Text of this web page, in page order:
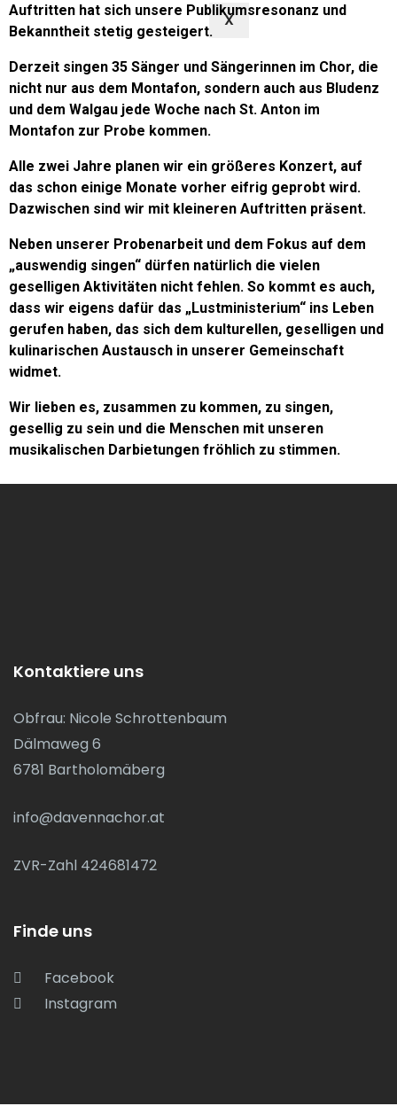
X
Auftritten hat sich unsere Publikumsresonanz und
Bekanntheit stetig gesteigert.
Derzeit singen 35 Sänger und Sängerinnen im Chor, die
nicht nur aus dem Montafon, sondern auch aus Bludenz
und dem Walgau jede Woche nach St. Anton im
Montafon zur Probe kommen.
Alle zwei Jahre planen wir ein größeres Konzert, auf
das schon einige Monate vorher eifrig geprobt wird.
Dazwischen sind wir mit kleineren Auftritten präsent.
Neben unserer Probenarbeit und dem Fokus auf dem
„auswendig singen“ dürfen natürlich die vielen
geselligen Aktivitäten nicht fehlen. So kommt es auch,
dass wir eigens dafür das „Lustministerium“ ins Leben
gerufen haben, das sich dem kulturellen, geselligen und
kulinarischen Austausch in unserer Gemeinschaft
widmet.
Wir lieben es, zusammen zu kommen, zu singen,
gesellig zu sein und die Menschen mit unseren
musikalischen Darbietungen fröhlich zu stimmen.
Kontaktiere uns
Obfrau: Nicole Schrottenbaum
Dälmaweg 6
6781 Bartholomäberg
info@davennachor.at
ZVR-Zahl 424681472
Finde uns
Facebook
Instagram